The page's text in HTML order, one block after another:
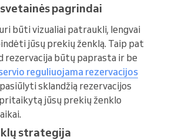
pagrindai
būti vizualiai patraukli, lengvai
jūsų prekių ženklą. Taip pat
rezervacija būtų paprasta ir be
reguliuojama rezervacijos
sklandžią rezervacijos
jūsų prekių ženklo
strategija